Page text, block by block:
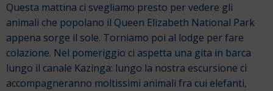
Questa mattina ci svegliamo presto per vedere gli
animali che popolano il Queen Elizabeth National Park
appena sorge il sole. Torniamo poi al lodge per fare
colazione. Nel pomeriggio ci aspetta una gita in barca
lungo il canale Kazinga: lungo la nostra escursione ci
accompagneranno moltissimi animali fra cui elefanti,